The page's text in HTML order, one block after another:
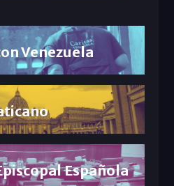
Venezuela
Española